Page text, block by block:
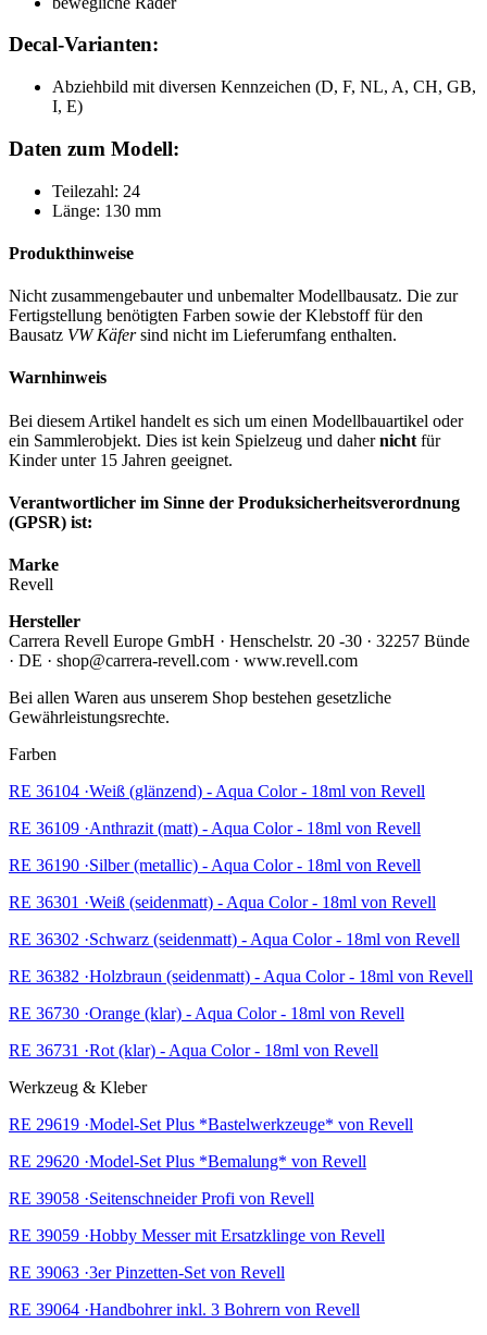
Decal-Varianten:
Abziehbild mit diversen Kennzeichen (D, F, NL, A, CH, GB,
I, E)
Daten zum Modell:
Teilezahl: 24
Länge: 130 mm
Produkthinweise
Nicht zusammengebauter und unbemalter Modellbausatz. Die zur
Fertigstellung benötigten Farben sowie der Klebstoff für den
Bausatz VW Käfersind nicht im Lieferumfang enthalten.
Warnhinweis
Bei diesem Artikel handelt es sich um einen Modellbauartikel oder
ein Sammlerobjekt. Dies ist kein Spielzeug und dahernicht für
Kinder unter 15 Jahren geeignet.
Verantwortlicher im Sinne der Produksicherheitsverordnung
(GPSR) ist:
Marke
Revell
Hersteller
Carrera Revell Europe GmbH · Henschelstr. 20 -30 · 32257 Bünde
· DE · shop@carrera-revell.com · www.revell.com
Bei allen Waren aus unserem Shop bestehen gesetzliche
Gewährleistungsrechte.
Farben
RE 36104 ·Weiß (glänzend) - Aqua Color - 18ml von Revell
RE 36109 ·Anthrazit (matt) - Aqua Color - 18ml von Revell
RE 36190 ·Silber (metallic) - Aqua Color - 18ml von Revell
RE 36301 ·Weiß (seidenmatt) - Aqua Color - 18ml von Revell
RE 36302 ·Schwarz (seidenmatt) - Aqua Color - 18ml von Revell
RE 36382 ·Holzbraun (seidenmatt) - Aqua Color - 18ml von Revell
RE 36730 ·Orange (klar) - Aqua Color - 18ml von Revell
RE 36731 ·Rot (klar) - Aqua Color - 18ml von Revell
Werkzeug & Kleber
RE 29619 ·Model-Set Plus *Bastelwerkzeuge* von Revell
RE 29620 ·Model-Set Plus *Bemalung* von Revell
RE 39058 ·Seitenschneider Profi von Revell
RE 39059 ·Hobby Messer mit Ersatzklinge von Revell
RE 39063 ·3er Pinzetten-Set von Revell
RE 39064 ·Handbohrer inkl. 3 Bohrern von Revell